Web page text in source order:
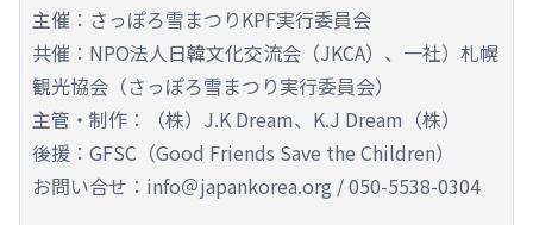
主催：さっぽろ雪まつりKPF実行委員会
共催：NPO法人日韓文化交流会（JKCA）、一社）札幌
観光協会（さっぽろ雪まつり実行委員会）
主管・制作：（株）J.K Dream、K.J Dream（株）
後援：GFSC（Good Friends Save the Children）
お問い合せ：info＠japankorea.org / 050-5538-0304